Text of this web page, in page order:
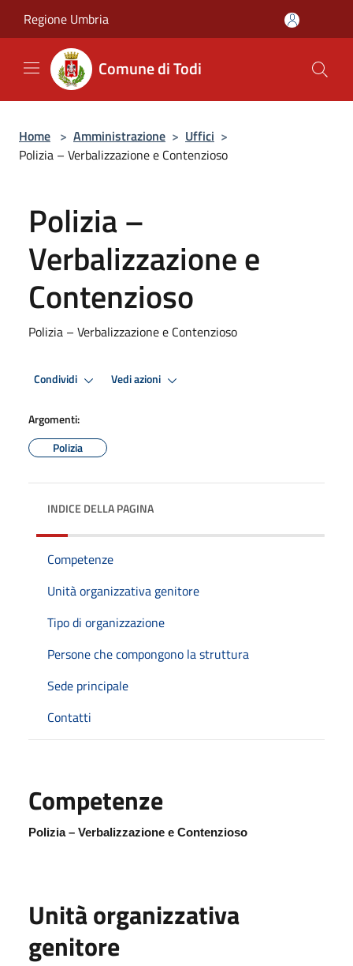
Regione Umbria
Comune di Todi
Home > Amministrazione > Uffici >
Polizia – Verbalizzazione e Contenzioso
Polizia –
Verbalizzazione e
Contenzioso
Polizia – Verbalizzazione e Contenzioso
Condividi Vedi azioni
Argomenti:
Polizia
INDICE DELLA PAGINA
Competenze
Unità organizzativa genitore
Tipo di organizzazione
Persone che compongono la struttura
Sede principale
Contatti
Competenze
Polizia – Verbalizzazione e Contenzioso
Unità organizzativa
genitore